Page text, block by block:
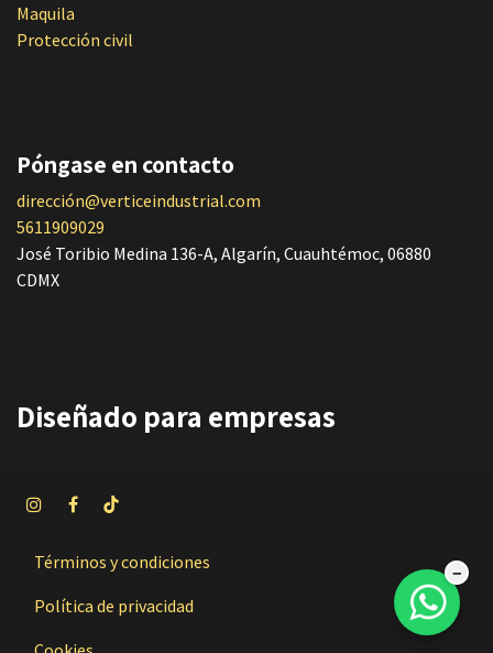
Maquila
Protección civil
Póngase en contacto
dirección@verticeindustrial.com
5611909029
José Toribio Medina 136-A, Algarín, Cuauhtémoc, 06880
CDMX
−
Diseñado para empresas
Términos y condiciones
Política de privacidad